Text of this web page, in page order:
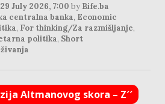
July 2026, 7:00 by Bife.ba
centralna banka, Economic
, For thinking/Za razmišljanje,
politika, Short
Altmanovog skora – Z′′